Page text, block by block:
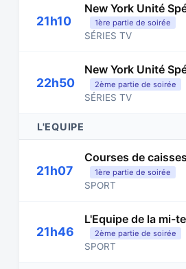
21h10
New York Unité
1ère partie de soirée
SÉRIES TV
22h50
New York Unité
2ème partie de soirée
SÉRIES TV
L'EQUIPE
21h07
Courses de
1ère partie de soirée
SPORT
21h46
L'Equipe de la mi-
2ème partie de soirée
SPORT